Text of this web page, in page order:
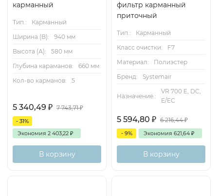
карманный
Тип.:
Карманный
Ширина (B):
940 мм
Высота (А):
580 мм
Глубина караманов:
660 мм
Кол-во карманов:
5
5 340,49 ₽ 7 743,71₽
- 31%
Экономия 2 403,22 ₽
В корзину
фильтр карманный
приточный
Тип.:
Карманный
Класс очистки:
F7
Материал:
Полиэстер
Бренд:
Systemair
Назначение.:
VR 700 E, DC,
E/EC
5 594,80 ₽ 6 216,44₽
- 9% Экономия 621,64 ₽
В корзину